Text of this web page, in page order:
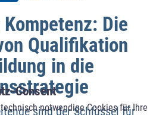
Consent
notwendige Cookies für Ihre
Die
Qualifikation
in die
sind der Schlüssel für